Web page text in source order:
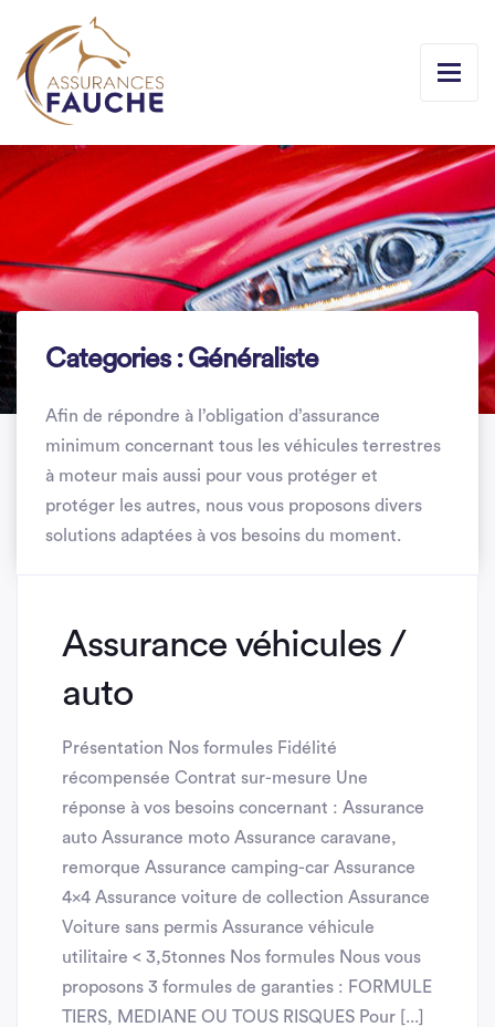
Categories : Généraliste
Afin de répondre à l’obligation d’assurance
minimum concernant tous les véhicules terrestres
à moteur mais aussi pour vous protéger et
protéger les autres, nous vous proposons divers
solutions adaptées à vos besoins du moment.
Assurance véhicules /
auto
Présentation Nos formules Fidélité
récompensée Contrat sur-mesure Une
réponse à vos besoins concernant : Assurance
auto Assurance moto Assurance caravane,
remorque Assurance camping-car Assurance
4x4 Assurance voiture de collection Assurance
Voiture sans permis Assurance véhicule
utilitaire < 3,5tonnes Nos formules Nous vous
proposons 3 formules de garanties : FORMULE
TIERS, MEDIANE OU TOUS RISQUES Pour [...]